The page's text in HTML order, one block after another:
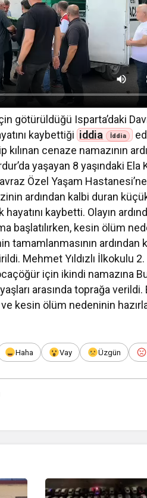
götürüldüğü Isparta’daki
kaybettiği iddia
kılınan cenaze namazının
yaşayan 8 yaşındaki
Özel Yaşam
ardından kalbi duran
kaybetti. Olayın
başlatılırken, kesin ölüm
tamamlanmasının
Mehmet Yıldızlı İlkokulu
için ikindi namazına
arasında toprağa
kesin ölüm nedeninin
Haha Vay Üzgün